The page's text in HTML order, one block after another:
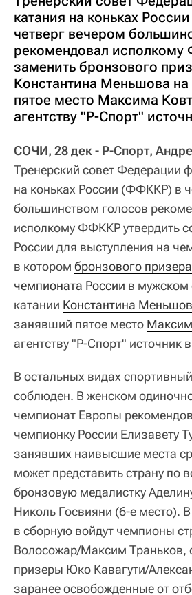
катания на коньках
четверг вечером
рекомендовал
заменить бронзового
Константина Меньшова
пятое место Максима
агентству "Р-Спорт"
СОЧИ, 28 дек - Р-Спорт,
Тренерский совет Федерации
на коньках России (ФФККР) в
большинством голосов
исполкому ФФККР утвердить
России для выступления на
в котором бронзового призера
чемпионата России в мужском
катании Константина
занявший пятое место
агентству "Р-Спорт" источник
В остальных видах
соблюден. В женском
чемпионат Европы
чемпионку России Елизавету
занявших наивысшие места
может представить страну по
бронзовую медалистку
Николь Госвияни (6-е место).
в сборную войдут чемпионы
Волосожар/Максим Траньков,
призеры Юко Кавагути/
заранее освобожденные от